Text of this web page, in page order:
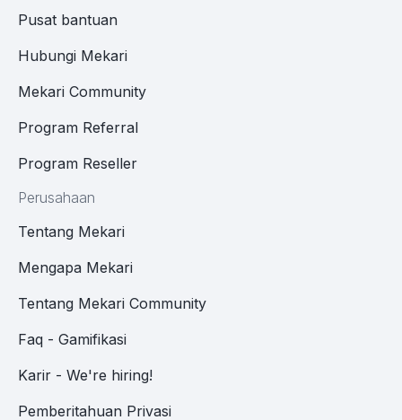
Pusat bantuan
Hubungi Mekari
Mekari Community
Program Referral
Program Reseller
Perusahaan
Tentang Mekari
Mengapa Mekari
Tentang Mekari Community
Faq - Gamifikasi
Karir - We're hiring!
Pemberitahuan Privasi